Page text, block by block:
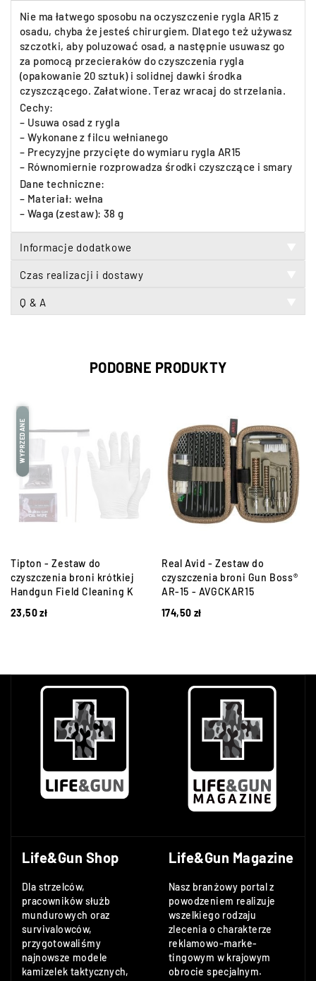
Nie ma łatwego sposobu na oczyszczenie rygla AR15 z
osadu, chyba że jesteś chirurgiem. Dlatego też używasz
szczotki, aby poluzować osad, a następnie usuwasz go
za pomocą przecieraków do czyszczenia rygla
(opakowanie 20 sztuk) i solidnej dawki środka
czyszczącego. Załatwione. Teraz wracaj do strzelania.
Cechy:
– Usuwa osad z rygla
– Wykonane z filcu wełnianego
– Precyzyjne przycięte do wymiaru rygla AR15
– Równomiernie rozprowadza środki czyszczące i smary
Dane techniczne:
– Materiał: wełna
– Waga (zestaw): 38 g
Informacje dodatkowe
Czas realizacji i dostawy
Q & A
PODOBNE PRODUKTY
WYPRZEDANE
Tipton - Zestaw do
czyszczenia broni krótkiej
Handgun Field Cleaning K
23,50zł
Real Avid - Zestaw do
czyszczenia broni Gun Boss®
AR-15 - AVGCKAR15
174,50 zł
Life&Gun Shop
Dla strzelców,
pracowników służb
mundurowych oraz
survivalowców,
przygotowaliśmy
najnowsze modele
kamizelek taktycznych,
Life&Gun Magazine
Nasz branżowy portal z
powodzeniem realizuje
wszelkiego rodzaju
zlecenia o charakterze
reklamowo-marke-
tingowym w krajowym
obrocie specjalnym.